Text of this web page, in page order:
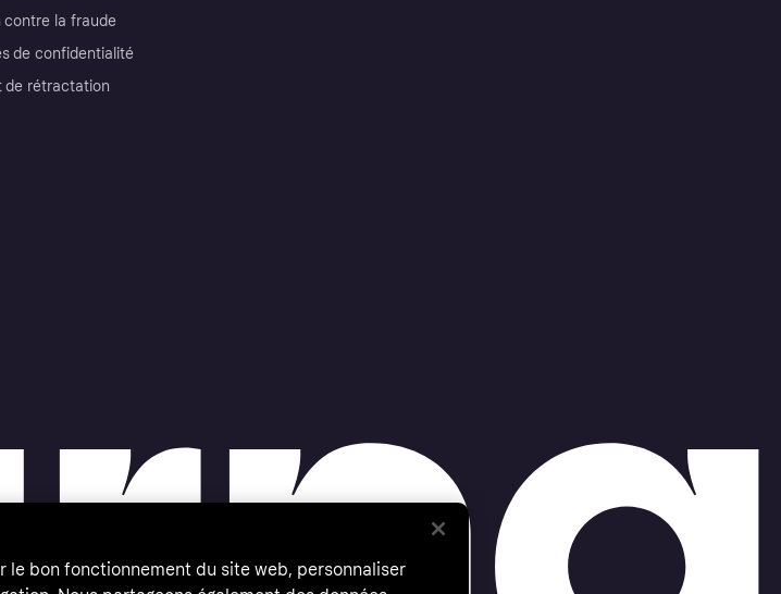
contre la fraude
de confidentialité
de rétractation
le bon fonctionnement du site web, personnaliser